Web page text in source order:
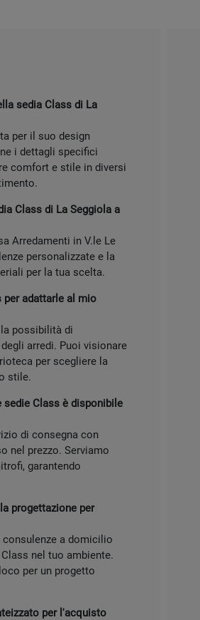
sedia Class di La
per il suo design
i dettagli specifici
comfort e stile in diversi
Class di La Seggiola a
Arredamenti in V.le Le
personalizzate e la
per la tua scelta.
per adattarle al mio
possibilità di
arredi. Puoi visionare
per scegliere la
stile.
Class è disponibile
di consegna con
nel prezzo. Serviamo
garantendo
progettazione per
a domicilio
nel tuo ambiente.
per un progetto
per l'acquisto